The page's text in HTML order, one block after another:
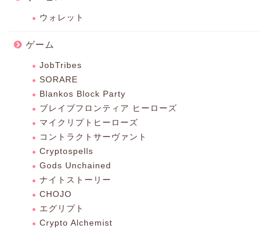
ウォレット
ゲーム
JobTribes
SORARE
Blankos Block Party
ブレイブフロンティア ヒーローズ
マイクリプトヒーローズ
コントラクトサーヴァント
Cryptospells
Gods Unchained
ナイトストーリー
CHOJO
エグリプト
Crypto Alchemist